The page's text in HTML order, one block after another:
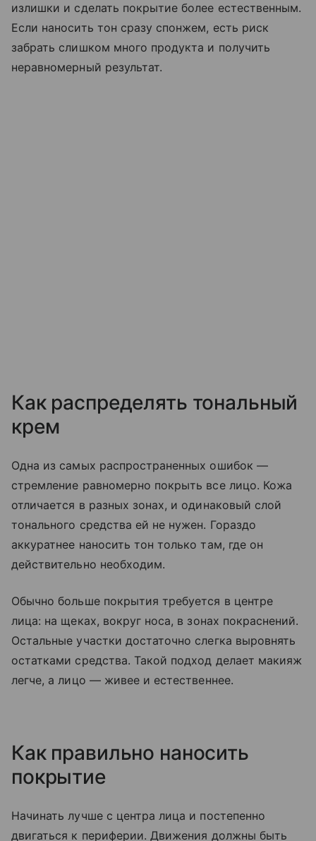
излишки и сделать покрытие более естественным.
Если наносить тон сразу спонжем, есть риск
забрать слишком много продукта и получить
неравномерный результат.
Как распределять тональный
крем
Одна из самых распространенных ошибок —
стремление равномерно покрыть все лицо. Кожа
отличается в разных зонах, и одинаковый слой
тонального средства ей не нужен. Гораздо
аккуратнее наносить тон только там, где он
действительно необходим.
Обычно больше покрытия требуется в центре
лица: на щеках, вокруг носа, в зонах покраснений.
Остальные участки достаточно слегка выровнять
остатками средства. Такой подход делает макияж
легче, а лицо — живее и естественнее.
Как правильно наносить
покрытие
Начинать лучше с центра лица и постепенно
двигаться к периферии. Движения должны быть